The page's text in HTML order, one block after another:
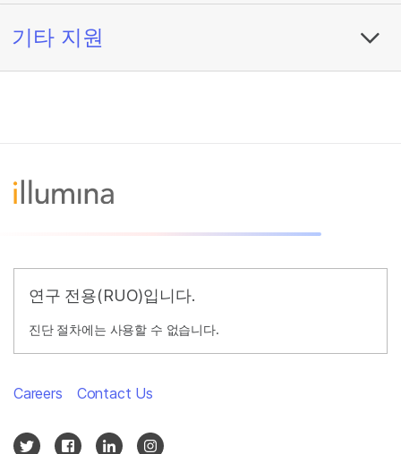
기타 지원
연구 전용(RUO)입니다.
진단 절차에는 사용할 수 없습니다.
Careers Contact Us